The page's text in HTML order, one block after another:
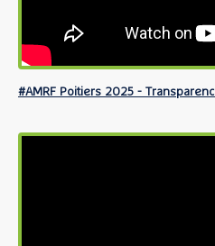
#AMRF Poitiers 2025 -